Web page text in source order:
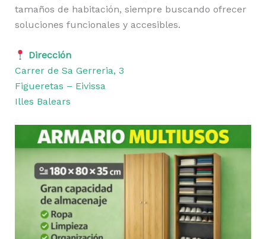
tamaños de habitación, siempre buscando ofrecer
soluciones funcionales y accesibles.
Dirección
Carrer de Sa Gerreria, 3
Figueretas – Eivissa
Illes Balears